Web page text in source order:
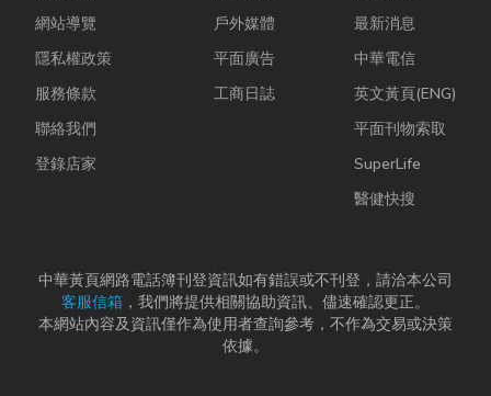
網站導覽
隱私權政策
服務條款
聯絡我們
登錄店家
戶外媒體
平面廣告
工商日誌
最新消息
中華電信
英文黃頁(ENG)
平面刊物索取
SuperLife
醫健快搜
中華黃頁網路電話簿刊登資訊如有錯誤或不刊登，請洽本公司
客服信箱 ，我們將提供相關協助資訊、儘速確認更正。
本網站內容及資訊僅作為使用者查詢參考，不作為交易或決策
依據。